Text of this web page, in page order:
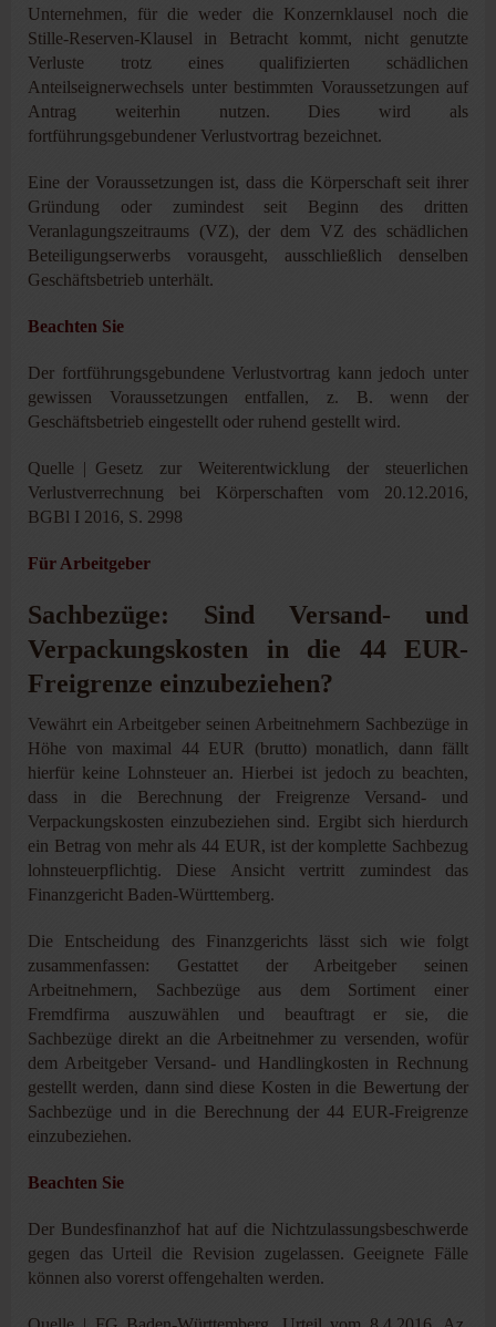
Unternehmen, für die weder die Konzernklausel noch die
Stille-Reserven-Klausel in Betracht kommt, nicht genutzte
Verluste trotz eines qualifizierten schädlichen
Anteilseignerwechsels unter bestimmten Voraussetzungen auf
Antrag weiterhin nutzen. Dies wird als
fortführungsgebundener Verlustvortrag bezeichnet.
Eine der Voraussetzungen ist, dass die Körperschaft seit ihrer
Gründung oder zumindest seit Beginn des dritten
Veranlagungszeitraums (VZ), der dem VZ des schädlichen
Beteiligungserwerbs vorausgeht, ausschließlich denselben
Geschäftsbetrieb unterhält.
Beachten Sie
Der fortführungsgebundene Verlustvortrag kann jedoch unter
gewissen Voraussetzungen entfallen, z. B. wenn der
Geschäftsbetrieb eingestellt oder ruhend gestellt wird.
Quelle | Gesetz zur Weiterentwicklung der steuerlichen
Verlustverrechnung bei Körperschaften vom 20.12.2016,
BGBl I 2016, S. 2998
Für Arbeitgeber
Sachbezüge: Sind Versand- und
Verpackungskosten in die 44 EUR-
Freigrenze einzubeziehen?
Vewährt ein Arbeitgeber seinen Arbeitnehmern Sachbezüge in
Höhe von maximal 44 EUR (brutto) monatlich, dann fällt
hierfür keine Lohnsteuer an. Hierbei ist jedoch zu beachten,
dass in die Berechnung der Freigrenze Versand- und
Verpackungskosten einzubeziehen sind. Ergibt sich hierdurch
ein Betrag von mehr als 44 EUR, ist der komplette Sachbezug
lohnsteuerpflichtig. Diese Ansicht vertritt zumindest das
Finanzgericht Baden-Württemberg.
Die Entscheidung des Finanzgerichts lässt sich wie folgt
zusammenfassen: Gestattet der Arbeitgeber seinen
Arbeitnehmern, Sachbezüge aus dem Sortiment einer
Fremdfirma auszuwählen und beauftragt er sie, die
Sachbezüge direkt an die Arbeitnehmer zu versenden, wofür
dem Arbeitgeber Versand- und Handlingkosten in Rechnung
gestellt werden, dann sind diese Kosten in die Bewertung der
Sachbezüge und in die Berechnung der 44 EUR-Freigrenze
einzubeziehen.
Beachten Sie
Der Bundesfinanzhof hat auf die Nichtzulassungsbeschwerde
gegen das Urteil die Revision zugelassen. Geeignete Fälle
können also vorerst offengehalten werden.